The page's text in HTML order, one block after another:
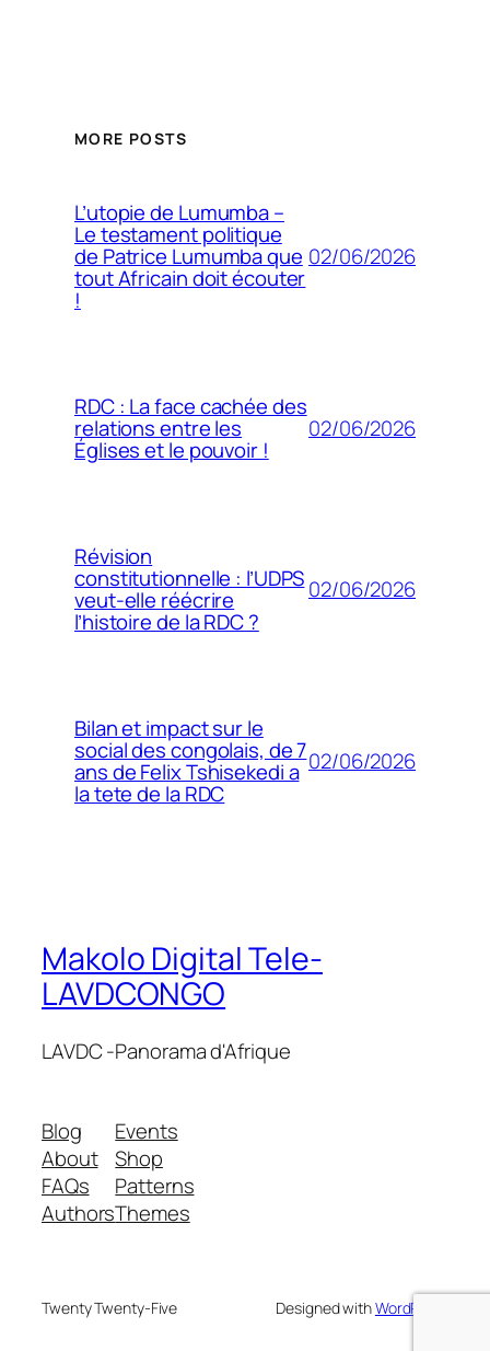
MORE POSTS
L’utopie de Lumumba –
Le testament politique
de Patrice Lumumba que
tout Africain doit écouter
!
02/06/2026
RDC : La face cachée des
relations entre les
Églises et le pouvoir !
02/06/2026
Révision
constitutionnelle : l’UDPS
veut-elle réécrire
l’histoire de la RDC ?
02/06/2026
Bilan et impact sur le
social des congolais, de 7
ans de Felix Tshisekedi a
la tete de la RDC
02/06/2026
Makolo Digital Tele-
LAVDCONGO
LAVDC -Panorama d'Afrique
Blog
About
FAQs
Authors
Events
Shop
Patterns
Themes
Twenty Twenty-Five Designed withWordPress